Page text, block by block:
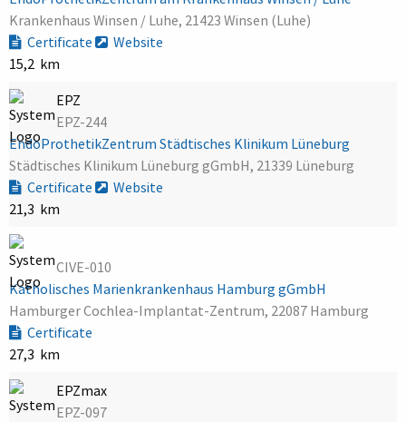
Krankenhaus Winsen / Luhe, 21423 Winsen (Luhe)
Certificate
Website
15,2 km
EPZ
EPZ-244
EndoProthetikZentrum Städtisches Klinikum Lüneburg
Städtisches Klinikum Lüneburg gGmbH, 21339 Lüneburg
Certificate
Website
21,3 km
CIVE-010
Katholisches Marienkrankenhaus Hamburg gGmbH
Hamburger Cochlea-Implantat-Zentrum, 22087 Hamburg
Certificate
27,3 km
EPZmax
EPZ-097